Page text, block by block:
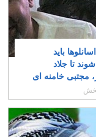
باید
تا جلاد
مجتبی خامنه ای
قدرت بماند